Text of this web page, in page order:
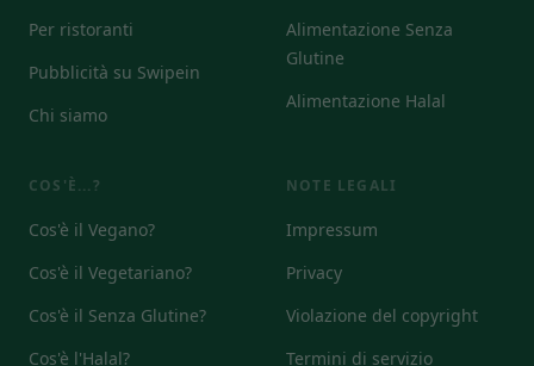
Per ristoranti
Pubblicità su Swipein
Chi siamo
Alimentazione Senza
Glutine
Alimentazione Halal
COS'È...?
Cos'è il Vegano?
Cos'è il Vegetariano?
Cos'è il Senza Glutine?
Cos'è l'Halal?
NOTE LEGALI
Impressum
Privacy
Violazione del copyright
Termini di servizio